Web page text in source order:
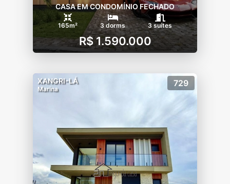
CASA EM CONDOMÍNIO FECHADO
165m² 3 dorms 3 suítes
R$ 1.590.000
XANGRI-LÁ
Marina
729